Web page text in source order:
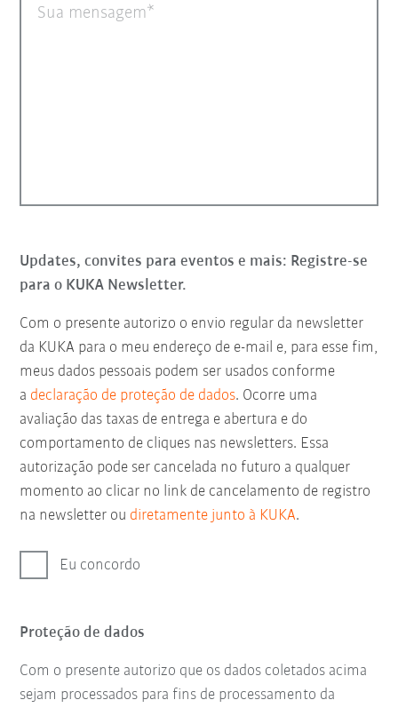
Sua mensagem
Updates, convites para eventos e mais: Registre-se
para o KUKA Newsletter.
Com o presente autorizo o envio regular da newsletter
da KUKA para o meu endereço de e-mail e, para esse fim,
meus dados pessoais podem ser usados conforme
a declaração de proteção de dados. Ocorre uma
avaliação das taxas de entrega e abertura e do
comportamento de cliques nas newsletters. Essa
autorização pode ser cancelada no futuro a qualquer
momento ao clicar no link de cancelamento de registro
na newsletter ou diretamente junto à KUKA.
Eu concordo
Proteção de dados
Com o presente autorizo que os dados coletados acima
sejam processados para fins de processamento da